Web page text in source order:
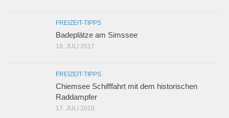
FREIZEIT-TIPPS
Badeplätze am Simssee
18. JULI 2017
FREIZEIT-TIPPS
Chiemsee Schifffahrt mit dem historischen
Raddampfer
17. JULI 2018